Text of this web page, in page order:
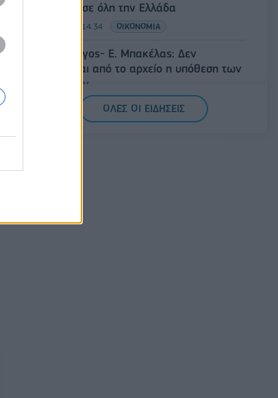
Φεστιβάλ σε όλη την Ελλάδα
07/08/2026 - 14:34 ΟΙΚΟΝΟΜΙΑ
Άρειος Πάγος- Ε. Μπακέλας: Δεν
ανασύρεται από το αρχείο η υπόθεση των
υποκλοπών
07/08/2026 - 14:11 ΕΛΛΑΔΑ
ΟΛΕΣ ΟΙ ΕΙΔΗΣΕΙΣ